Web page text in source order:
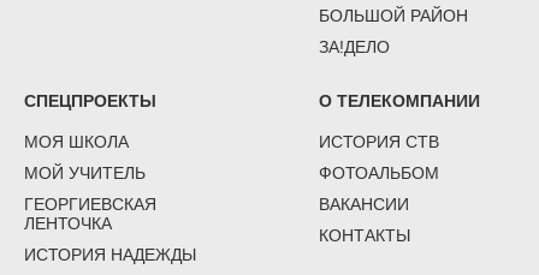
БОЛЬШОЙ РАЙОН
ЗА!ДЕЛО
СПЕЦПРОЕКТЫ
МОЯ ШКОЛА
МОЙ УЧИТЕЛЬ
ГЕОРГИЕВСКАЯ
ЛЕНТОЧКА
ИСТОРИЯ НАДЕЖДЫ
О ТЕЛЕКОМПАНИИ
ИСТОРИЯ СТВ
ФОТОАЛЬБОМ
ВАКАНСИИ
КОНТАКТЫ